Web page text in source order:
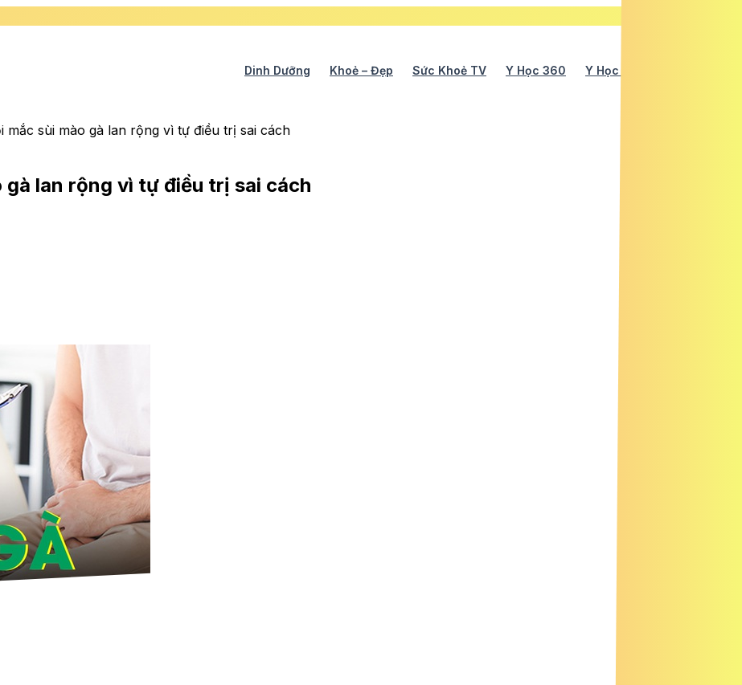
Dinh Dưỡng Khoẻ – Đẹp Sức Khoẻ TV Y Học 360 Y Học Cổ Truyền
mắc sùi mào gà lan rộng vì tự điều trị sai cách
gà lan rộng vì tự điều trị sai cách